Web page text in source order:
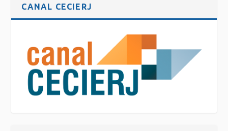
CANAL CECIERJ